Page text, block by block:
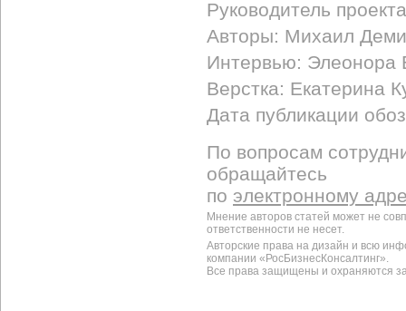
Руководитель
Авторы: Михаил
Интервью: Элеонора
Верстка: Екатерина
Дата публикации
По вопросам
обращайтесь
по электронному
Мнение авторов статей может не
ответственности не несет.
Авторские права на дизайн и всю
компании «РосБизнесКонсалтинг».
Все права защищены и охраняются